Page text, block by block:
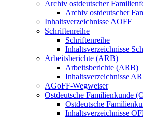
Archiv ostdeutscher
Archiv ostdeutscher
Inhaltsverzeichnisse AOFF
Schriftenreihe
Schriftenreihe
Inhaltsverzeichnisse
Arbeitsberichte (ARB)
Arbeitsberichte (ARB)
Inhaltsverzeichnisse
AGoFF-Wegweiser
Ostdeutsche Familienkunde
Ostdeutsche
Inhaltsverzeichnisse